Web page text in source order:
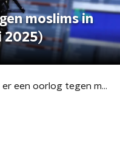
moslims in
2025)
Is er een oorlog tegen moslims in het Westen? (1 mei 2025)